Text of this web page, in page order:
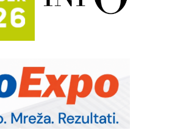
bez složenih
- više od 40 godina
u industriji
ADVANCED INDICATOR
signalizacija za efikasnije
mašinama